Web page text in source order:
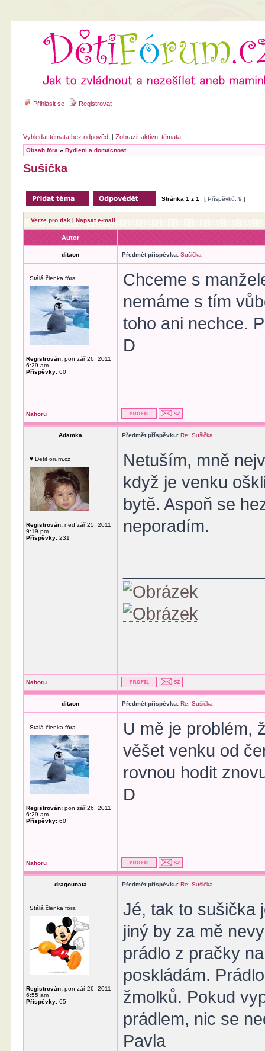
Přihlásit se Registrovat
Vyhledat témata bez odpovědí |Zobrazit aktivní témata
Obsah fóra »Bydlení a domácnost
Sušička
Stránka1 z1 [ Příspěvků: 9 ]
Verze pro tisk |Napsat e-mail
Autor
ditaon Předmět příspěvku: Sušička
Stálá členka fóra
Registrován: pon zář 26, 2011
6:29 am
Příspěvky: 60
Chceme s
nemáme s tím
toho ani nechce.
D
Nahoru
Adamka Předmět příspěvku: Re: Sušička
♥ DetiForum.cz
Registrován: ned zář 25, 2011
9:19 pm
Příspěvky: 231
Netuším, mně
když je venku
bytě. Aspoň se
neporadím.
Nahoru
ditaon Předmět příspěvku: Re: Sušička
Stálá členka fóra
Registrován: pon zář 26, 2011
6:29 am
Příspěvky: 60
U mě je problém,
věšet venku od
rovnou hodit
D
Nahoru
dragounata Předmět příspěvku: Re: Sušička
Stálá členka fóra
Registrován: pon zář 26, 2011
6:55 am
Příspěvky: 65
Jé, tak to sušička
jiný by za mě
prádlo z pračky
poskládám.
žmolků. Pokud
prádlem, nic se
Pavla